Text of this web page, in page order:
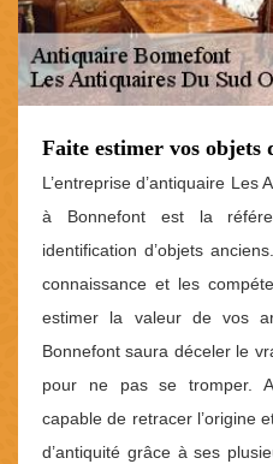
Faite estimer vos objets
L’entreprise d’antiquaire Les
à Bonnefont est la
identification d’objets
connaissance et les
estimer la valeur de vos
Bonnefont saura déceler le
pour ne pas se tromper.
capable de retracer l’origine
d’antiquité grâce à ses